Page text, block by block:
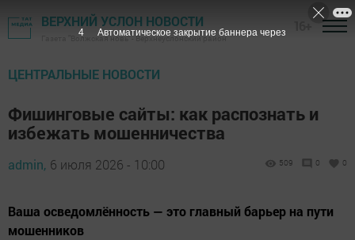
ВЕРХНИЙ УСЛОН НОВОСТИ
Газета "Волжская новь" - Верхнеуслонский район
ЦЕНТРАЛЬНЫЕ НОВОСТИ
Фишинговые сайты: как распознать и
избежать мошенничества
admin, 6 июля 2026 - 10:00 509 0 0
Ваша осведомлённость — это главный барьер на пути
мошенников
3 Автоматическое закрытие баннера через